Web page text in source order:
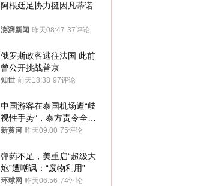
阿根廷足协力挺因凡蒂诺
澎湃新闻 昨天08:47 37评论
俄罗斯政客逃往法国 此前
曾公开挑战普京
知世 前天18:38 97评论
中国游客在泰国机场遭“歧
视性手势”，泰方责令全面
调查，对责任人采取最严厉
新黄河 昨天09:00 75评论
弹药不足，美重启“超级大
炮”遭嘲讽：“废物利用”
环球网 昨天06:56 74评论